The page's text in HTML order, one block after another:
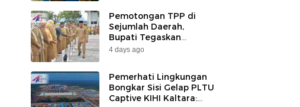
Pemotongan TPP di
Sejumlah Daerah,
Bupati Tegaskan
Bulungan Belum
4 days ago
Pemerhati Lingkungan
Bongkar Sisi Gelap PLTU
Captive KIHI Kaltara: